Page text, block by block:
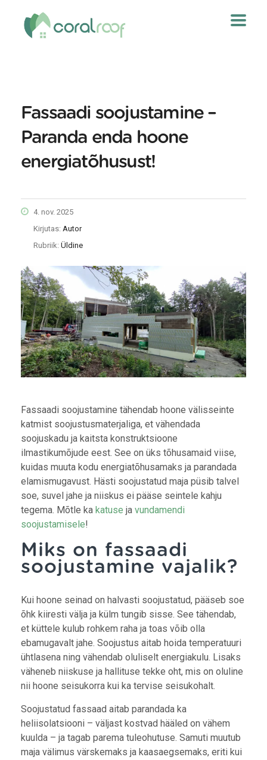
Fassaadi soojustamine –
Paranda enda hoone
energiatõhusust!
4. nov. 2025
Kirjutas: Autor
Rubriik: Üldine
Fassaadi soojustamine tähendab hoone välisseinte
katmist soojustusmaterjaliga, et vähendada
soojuskadu ja kaitsta konstruktsioone
ilmastikumõjude eest. See on üks tõhusamaid viise,
kuidas muuta kodu energiatõhusamaks ja parandada
elamismugavust. Hästi soojustatud maja püsib talvel
soe, suvel jahe ja niiskus ei pääse seintele kahju
tegema. Mõtle ka katuse ja vundamendi
soojustamisele!
Miks on fassaadi
soojustamine vajalik?
Kui hoone seinad on halvasti soojustatud, pääseb soe
õhk kiiresti välja ja külm tungib sisse. See tähendab,
et küttele kulub rohkem raha ja toas võib olla
ebamugavalt jahe. Soojustus aitab hoida temperatuuri
ühtlasena ning vähendab oluliselt energiakulu. Lisaks
väheneb niiskuse ja hallituse tekke oht, mis on oluline
nii hoone seisukorra kui ka tervise seisukohalt.
Soojustatud fassaad aitab parandada ka
heliisolatsiooni – väljast kostvad hääled on vähem
kuulda – ja tagab parema tuleohutuse. Samuti muutub
maja välimus värskemaks ja kaasaegsemaks, eriti kui